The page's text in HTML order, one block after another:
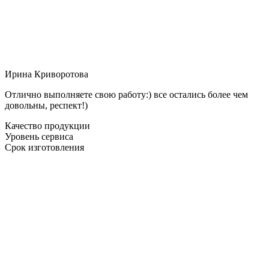
Ирина Криворотова
Отлично выполняете свою работу:) все остались более чем
довольны, респект!)
Качество продукции
Уровень сервиса
Срок изготовления